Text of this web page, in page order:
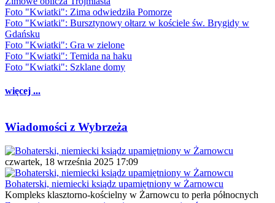
Foto "Kwiatki": Zima odwiedziła Pomorze
Foto "Kwiatki": Bursztynowy ołtarz w kościele św. Brygidy w
Gdańsku
Foto "Kwiatki": Gra w zielone
Foto "Kwiatki": Temida na haku
Foto "Kwiatki": Szklane domy
więcej ...
Wiadomości z Wybrzeża
czwartek, 18 września 2025 17:09
Bohaterski, niemiecki ksiądz upamiętniony w Żarnowcu
Kompleks klasztorno-kościelny w Żarnowcu to perła północnych